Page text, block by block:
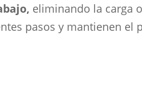
eliminando la carga
pasos y mantienen el